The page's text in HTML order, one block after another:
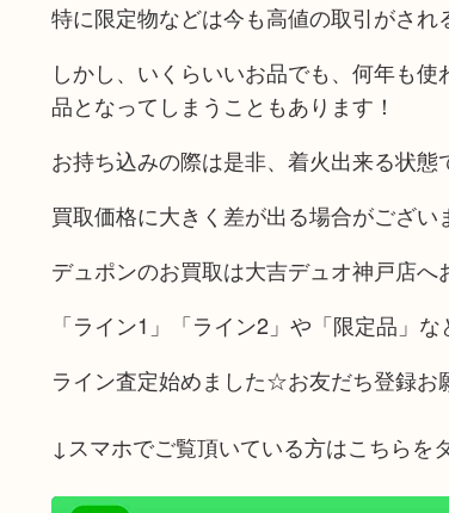
特に限定物などは今も高値の取引がされ
しかし、いくらいいお品でも、何年も
品となってしまうこともあります！
お持ち込みの際は是非、着火出来る状態
買取価格に大きく差が出る場合がござい
デュポンのお買取は大吉デュオ神戸店
「ライン1」「ライン2」や「限定品」な
ライン査定始めました☆お友だち登録
↓スマホでご覧頂いている方はこちらを